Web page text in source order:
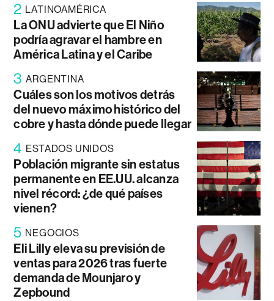
2 LATINOAMÉRICA
La ONU advierte que El Niño
podría agravar el hambre en
América Latina y el Caribe
3 ARGENTINA
Cuáles son los motivos detrás
del nuevo máximo histórico del
cobre y hasta dónde puede llegar
4 ESTADOS UNIDOS
Población migrante sin estatus
permanente en EE.UU. alcanza
nivel récord: ¿de qué países
vienen?
5 NEGOCIOS
Eli Lilly eleva su previsión de
ventas para 2026 tras fuerte
demanda de Mounjaro y
Zepbound